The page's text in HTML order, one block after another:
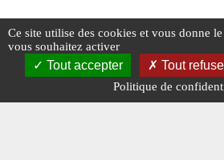
#NEUFS
Ce site utilise des cookies et vous donne
vous souhaitez activer
Tout accepter Tout
Politique de